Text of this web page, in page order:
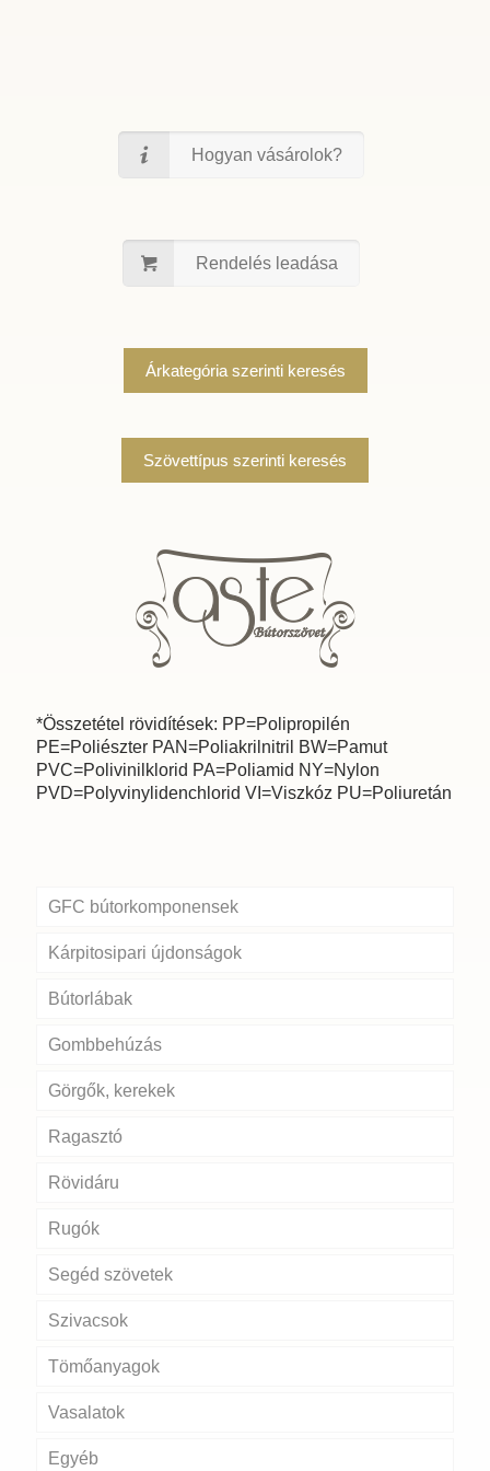
Hogyan vásárolok?
Rendelés leadása
Árkategória szerinti keresés
Szövettípus szerinti keresés
*Összetétel rövidítések: PP=Polipropilén
PE=Poliészter PAN=Poliakrilnitril BW=Pamut
PVC=Polivinilklorid PA=Poliamid NY=Nylon
PVD=Polyvinylidenchlorid VI=Viszkóz PU=Poliuretán
GFC bútorkomponensek
Kárpitosipari újdonságok
Bútorlábak
Gombbehúzás
Görgők, kerekek
Ragasztó
Rövidáru
Rugók
Segéd szövetek
Szivacsok
Tömőanyagok
Vasalatok
Egyéb